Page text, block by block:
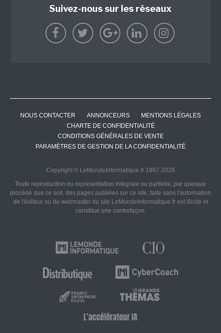
Suivez-nous sur les réseaux
NOUS CONTACTER ANNONCEURS
MENTIONS LÉGALES
CHARTE DE CONFIDENTIALITÉ
CONDITIONS GÉNÉRALES DE VENTE
PARAMÈTRES DE GESTION DE LA CONFIDENTIALITÉ
Copyright © LeMondeInformatique.fr 1997-2026
Toute reproduction ou représentation intégrale ou partielle, par quelque
procédé que ce soit, des pages publiées sur ce site, faite sans l'autorisation
de l'éditeur ou du webmaster du site LeMondeInformatique.fr est illicite et
constitue une contrefaçon.